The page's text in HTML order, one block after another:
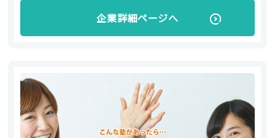
企業詳細ページへ